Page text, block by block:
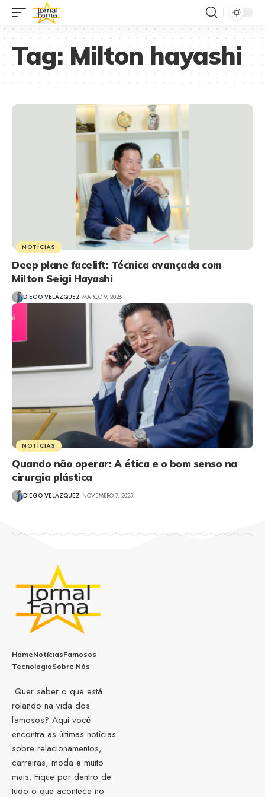
Tag:Milton hayashi
NOTÍCIAS
Deep plane facelift: Técnica avançada com
Milton Seigi Hayashi
DIEGO VELÁZQUEZ MARÇO 9, 2026
NOTÍCIAS
Quando não operar: A ética e o bom senso na
cirurgia plástica
DIEGO VELÁZQUEZ NOVEMBRO 7, 2025
HomeNotíciasFamosos
TecnologiaSobre Nós
Quer saber o que está
rolando na vida dos
famosos? Aqui você
encontra as últimas notícias
sobre relacionamentos,
carreiras, moda e muito
mais. Fique por dentro de
tudo o que acontece no